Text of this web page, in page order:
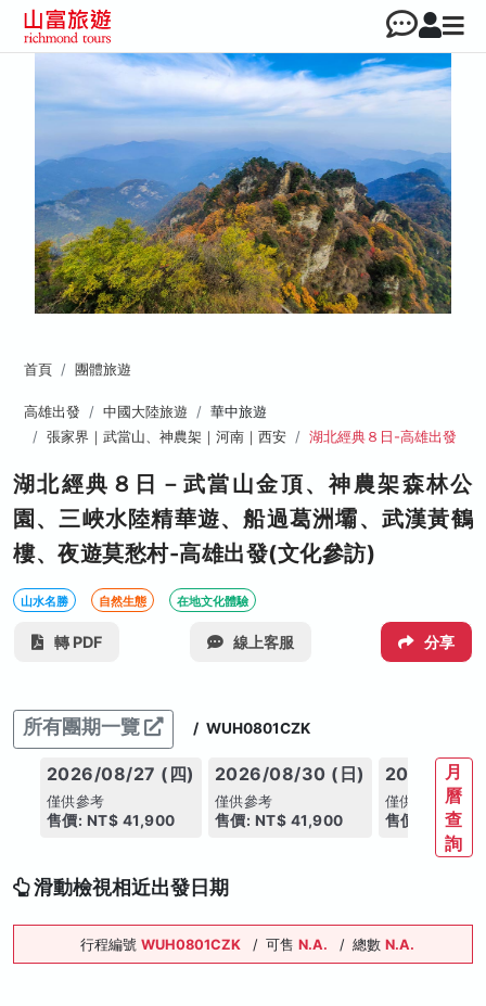
首頁 團體旅遊
高雄出發 中國大陸旅遊
華中旅遊
張家界｜武當山、神農架｜河南｜西安
湖北經典８日-高雄出發
湖北經典８日－武當山金頂、神農架森林公
園、三峽水陸精華遊、船過葛洲壩、武漢黃鶴
樓、夜遊莫愁村-高雄出發(文化參訪)
山水名勝 自然生態 在地文化體驗
轉 PDF 線上客服 分享
所有團期一覽 / WUH0801CZK
2026/08/27 (四)
僅供參考
售價: NT$ 41,900
2026/08/30 (日)
僅供參考
售價: NT$ 41,900
2026/09/
僅供參考
售價: NT$
月
曆
查
詢
滑動檢視相近出發日期
行程編號 WUH0801CZK / 可售 N.A. / 總數 N.A.